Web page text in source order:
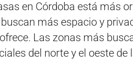
en Córdoba está más
más espacio y
Las zonas más
del norte y el oeste